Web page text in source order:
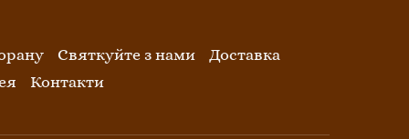
Святкуйте з нами
Доставка
Контакти